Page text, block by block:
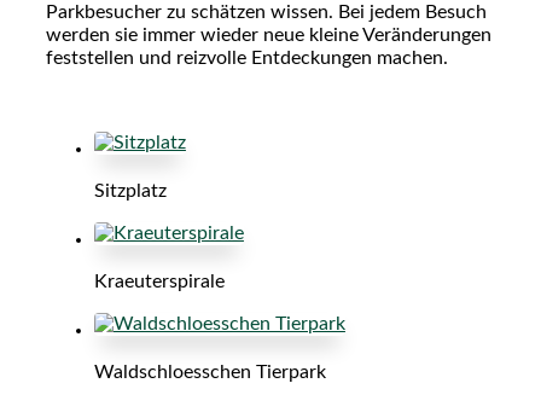
Parkbesucher zu schätzen wissen. Bei jedem Besuch
werden sie immer wieder neue kleine Veränderungen
feststellen und reizvolle Entdeckungen machen.
Sitzplatz
Kraeuterspirale
Waldschloesschen Tierpark